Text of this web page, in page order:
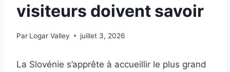
visiteurs doivent savoir
Par Logar Valley juillet 3, 2026
La Slovénie s’apprête à accueillir le plus grand